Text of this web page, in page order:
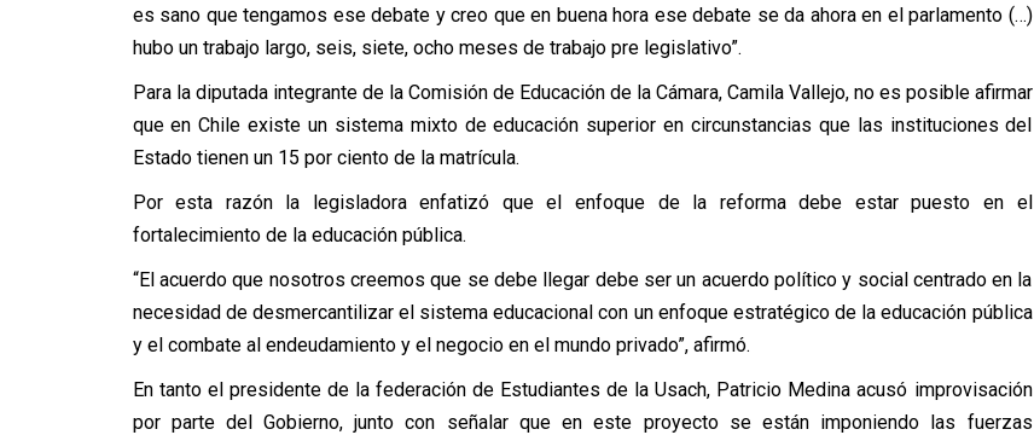
es sano que tengamos ese debate y creo que en buena hora ese debate se da ahora en el parlamento (…)
hubo un trabajo largo, seis, siete, ocho meses de trabajo pre legislativo”.
Para la diputada integrante de la Comisión de Educación de la Cámara, Camila Vallejo, no es posible afirmar
que en Chile existe un sistema mixto de educación superior en circunstancias que las instituciones del
Estado tienen un 15 por ciento de la matrícula.
Por esta razón la legisladora enfatizó que el enfoque de la reforma debe estar puesto en el
fortalecimiento de la educación pública.
“El acuerdo que nosotros creemos que se debe llegar debe ser un acuerdo político y social centrado en la
necesidad de desmercantilizar el sistema educacional con un enfoque estratégico de la educación pública
y el combate al endeudamiento y el negocio en el mundo privado”, afirmó.
En tanto el presidente de la federación de Estudiantes de la Usach, Patricio Medina acusó improvisación
por parte del Gobierno, junto con señalar que en este proyecto se están imponiendo las fuerzas